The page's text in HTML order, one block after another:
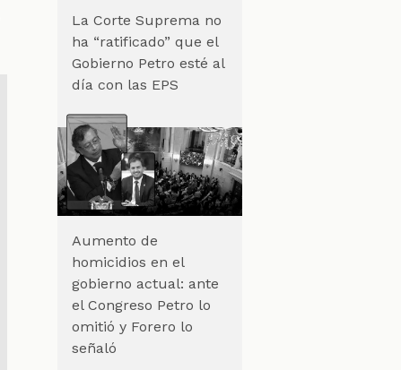
La Corte Suprema no
ha “ratificado” que el
Gobierno Petro esté al
día con las EPS
Aumento de
homicidios en el
gobierno actual: ante
el Congreso Petro lo
omitió y Forero lo
señaló